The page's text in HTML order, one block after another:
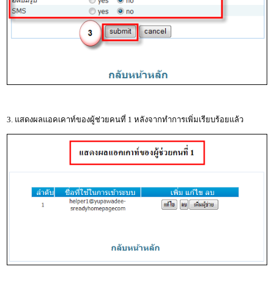
3. แสดงผลแอคเคาท์ของผู้ช่วยคนที่ 1 หลังจากทำการเพิ่มเรียบร้อยแล้ว